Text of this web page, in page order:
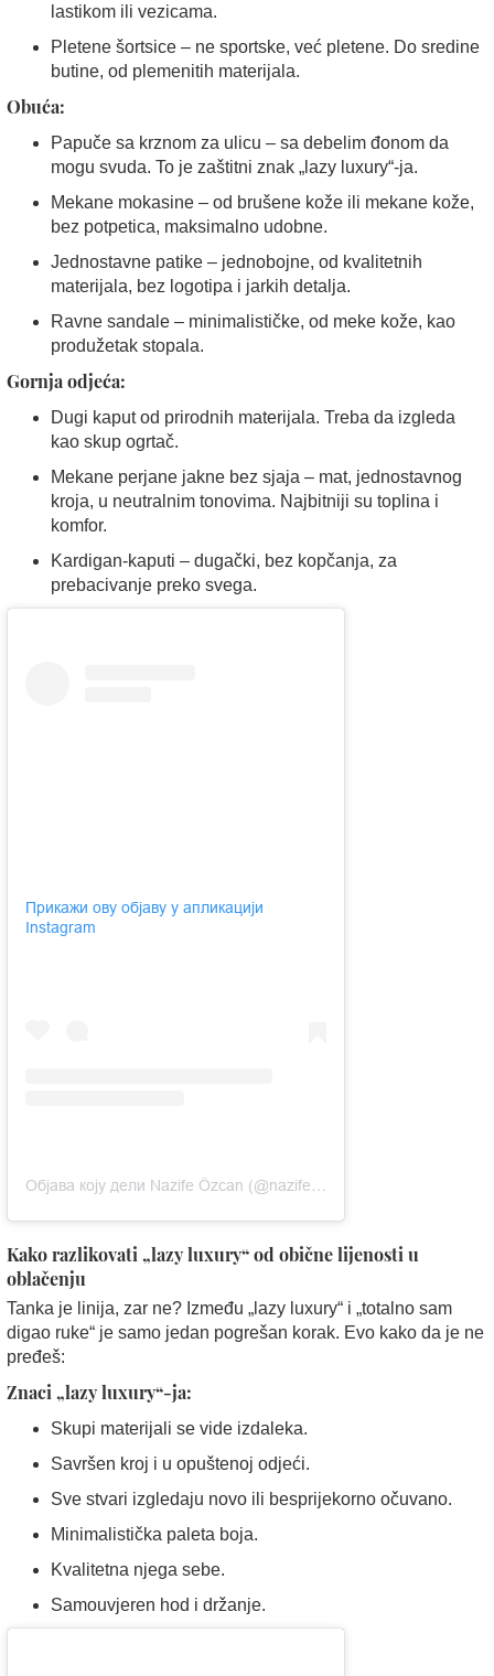
lastikom ili vezicama.
Pletene šortsice – ne sportske, već pletene. Do sredine
butine, od plemenitih materijala.
Obuća:
Papuče sa krznom za ulicu – sa debelim đonom da
mogu svuda. To je zaštitni znak „lazy luxury“-ja.
Mekane mokasine – od brušene kože ili mekane kože,
bez potpetica, maksimalno udobne.
Jednostavne patike – jednobojne, od kvalitetnih
materijala, bez logotipa i jarkih detalja.
Ravne sandale – minimalističke, od meke kože, kao
produžetak stopala.
Gornja odjeća:
Dugi kaput od prirodnih materijala. Treba da izgleda
kao skup ogrtač.
Mekane perjane jakne bez sjaja – mat, jednostavnog
kroja, u neutralnim tonovima. Najbitniji su toplina i
komfor.
Kardigan-kaputi – dugački, bez kopčanja, za
prebacivanje preko svega.
Прикажи ову објаву у апликацији
Instagram
Објава коју дели Nazife Özcan (@nazifeeozcan)
Kako razlikovati „lazy luxury“ od obične lijenosti u
oblačenju
Tanka je linija, zar ne? Između „lazy luxury“ i „totalno sam
digao ruke“ je samo jedan pogrešan korak. Evo kako da je ne
pređeš:
Znaci „lazy luxury“-ja:
Skupi materijali se vide izdaleka.
Savršen kroj i u opuštenoj odjeći.
Sve stvari izgledaju novo ili besprijekorno očuvano.
Minimalistička paleta boja.
Kvalitetna njega sebe.
Samouvjeren hod i držanje.